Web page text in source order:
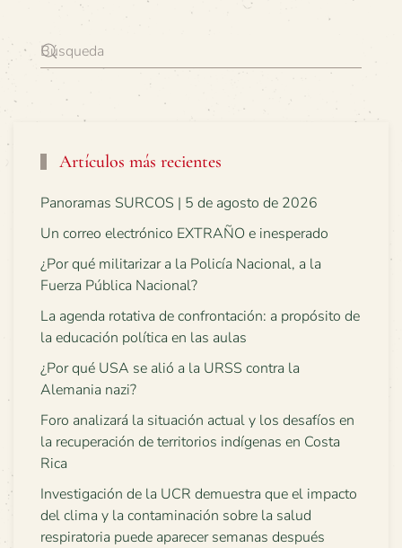
Artículos más recientes
Panoramas SURCOS | 5 de agosto de 2026
Un correo electrónico EXTRAÑO e inesperado
¿Por qué militarizar a la Policía Nacional, a la
Fuerza Pública Nacional?
La agenda rotativa de confrontación: a propósito de
la educación política en las aulas
¿Por qué USA se alió a la URSS contra la
Alemania nazi?
Foro analizará la situación actual y los desafíos en
la recuperación de territorios indígenas en Costa
Rica
Investigación de la UCR demuestra que el impacto
del clima y la contaminación sobre la salud
respiratoria puede aparecer semanas después